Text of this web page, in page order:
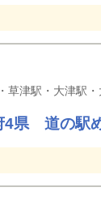
4県 道の駅